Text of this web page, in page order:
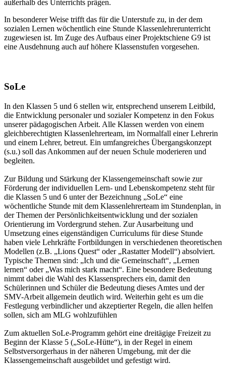
außerhalb des Unterrichts prägen.
In besonderer Weise trifft das für die Unterstufe zu, in der dem
sozialen Lernen wöchentlich eine Stunde Klassenlehrerunterricht
zugewiesen ist. Im Zuge des Aufbaus einer Projektschiene G9 ist
eine Ausdehnung auch auf höhere Klassenstufen vorgesehen.
SoLe
In den Klassen 5 und 6 stellen wir, entsprechend unserem Leitbild,
die Entwicklung personaler und sozialer Kompetenz in den Fokus
unserer pädagogischen Arbeit. Alle Klassen werden von einem
gleichberechtigten Klassenlehrerteam, im Normalfall einer Lehrerin
und einem Lehrer, betreut. Ein umfangreiches Übergangskonzept
(s.u.) soll das Ankommen auf der neuen Schule moderieren und
begleiten.
Zur Bildung und Stärkung der Klassengemeinschaft sowie zur
Förderung der individuellen Lern- und Lebenskompetenz steht für
die Klassen 5 und 6 unter der Bezeichnung „SoLe“ eine
wöchentliche Stunde mit dem Klassenlehrerteam im Stundenplan, in
der Themen der Persönlichkeitsentwicklung und der sozialen
Orientierung im Vordergrund stehen. Zur Ausarbeitung und
Umsetzung eines eigenständigen Curriculums für diese Stunde
haben viele Lehrkräfte Fortbildungen in verschiedenen theoretischen
Modellen (z.B. „Lions Quest“ oder „Rastatter Modell“) absolviert.
Typische Themen sind: „Ich und die Gemeinschaft“, „Lernen
lernen“ oder „Was mich stark macht“. Eine besondere Bedeutung
nimmt dabei die Wahl des Klassensprechers ein, damit den
Schülerinnen und Schüler die Bedeutung dieses Amtes und der
SMV-Arbeit allgemein deutlich wird. Weiterhin geht es um die
Festlegung verbindlicher und akzeptierter Regeln, die allen helfen
sollen, sich am MLG wohlzufühlen
Zum aktuellen SoLe-Programm gehört eine dreitägige Freizeit zu
Beginn der Klasse 5 („SoLe-Hütte“), in der Regel in einem
Selbstversorgerhaus in der näheren Umgebung, mit der die
Klassengemeinschaft ausgebildet und gefestigt wird.